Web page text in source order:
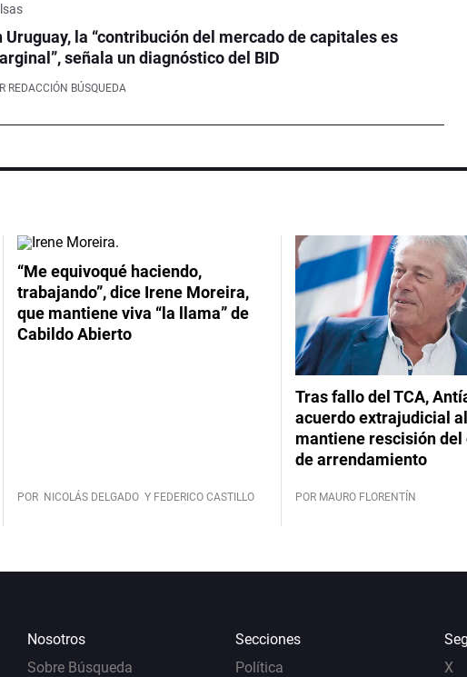
Uruguay, la “contribución del mercado de capitales es
señala un diagnóstico del BID
REDACCIÓN BÚSQUEDA
“Me equivoqué haciendo,
trabajando”, dice Irene Moreira,
que mantiene viva “la llama” de
Cabildo Abierto
POR NICOLÁS DELGADO Y FEDERICO CASTILLO
Tras fallo del TCA,
acuerdo extrajudicial
mantiene rescisión
de arrendamiento
POR MAURO FLORENTÍN
Nosotros
Sobre Búsqueda
Secciones
Política
X